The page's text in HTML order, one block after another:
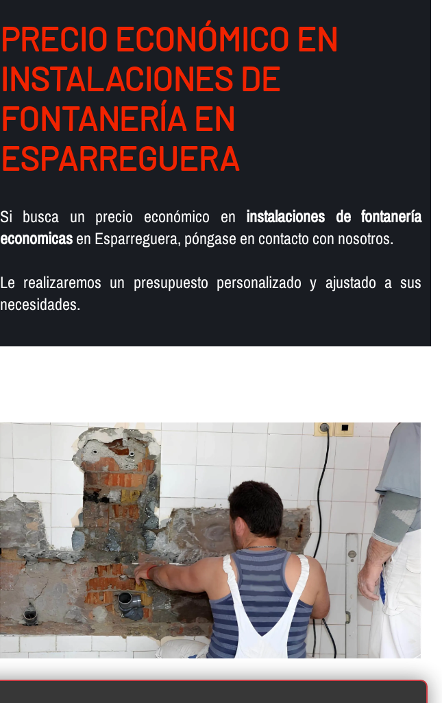
PRECIO ECONÓMICO EN
INSTALACIONES DE
FONTANERÍ­A EN
ESPARREGUERA
Si busca un precio económico en instalaciones de fontanerí­a
economicasen Esparreguera, póngase en contacto con nosotros.
Le realizaremos un presupuesto personalizado y ajustado a sus
necesidades.